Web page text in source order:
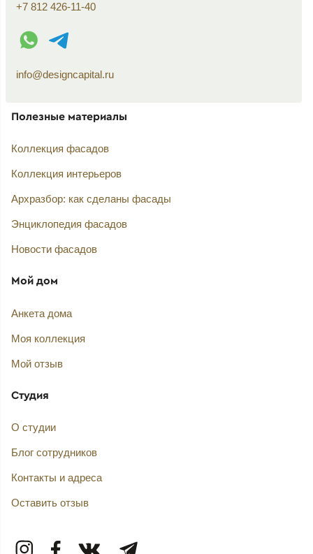
+7 812 426-11-40
WhatsApp контакт
Telegram контакт
info@designcapital.ru
Полезные материалы
Коллекция фасадов
Коллекция интерьеров
Архразбор: как сделаны фасады
Энциклопедия фасадов
Новости фасадов
Мой дом
Анкета дома
Моя коллекция
Мой отзыв
Студия
О студии
Блог сотрудников
Контакты и адреса
Оставить отзыв